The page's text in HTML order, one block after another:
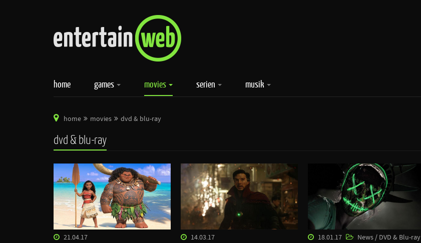
home games movies serien musik
home movies dvd & blu-ray
dvd & blu-ray
21.04.17
14.03.17
18.01.17 News / DVD & Blu-ray